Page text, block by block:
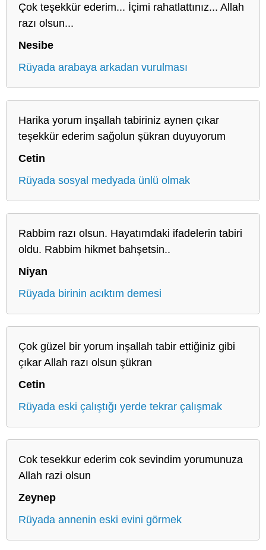
Çok teşekkür ederim... İçimi rahatlattınız... Allah
razı olsun...
Nesibe
Rüyada arabaya arkadan vurulması
Harika yorum inşallah tabiriniz aynen çıkar
teşekkür ederim sağolun şükran duyuyorum
Cetin
Rüyada sosyal medyada ünlü olmak
Rabbim razı olsun. Hayatımdaki ifadelerin tabiri
oldu. Rabbim hikmet bahşetsin..
Niyan
Rüyada birinin acıktım demesi
Çok güzel bir yorum inşallah tabir ettiğiniz gibi
çıkar Allah razı olsun şükran
Cetin
Rüyada eski çalıştığı yerde tekrar çalışmak
Cok tesekkur ederim cok sevindim yorumunuza
Allah razi olsun
Zeynep
Rüyada annenin eski evini görmek